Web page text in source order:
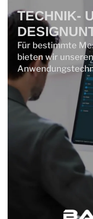
TECHNIK-
Für bestimmte
bieten wir